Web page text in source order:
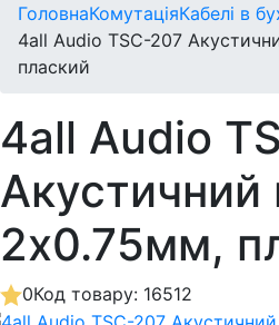
ГоловнаКомутаціяКабелі в
4all Audio TSC-207
плаский
4all Audio
Акустичний
2х0.75мм,
0Код товару: 16512